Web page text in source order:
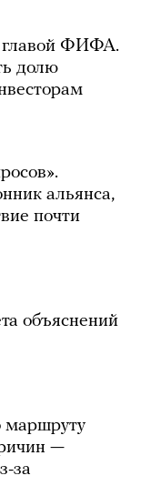
главой ФИФА.
долю
альянса,
почти
объяснений
маршруту
—
за